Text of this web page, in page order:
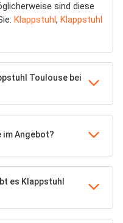
sind diese
Klappstuhl, Klappstuhl
Toulouse bei
Angebot?
es Klappstuhl